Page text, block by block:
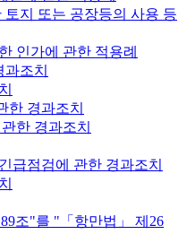
지 또는 공장등의 사용 등
인가에 관한 적용례
조치
한 경과조치
한 경과조치
급점검에 관한 경과조치
조"를 "「항만법」 제26